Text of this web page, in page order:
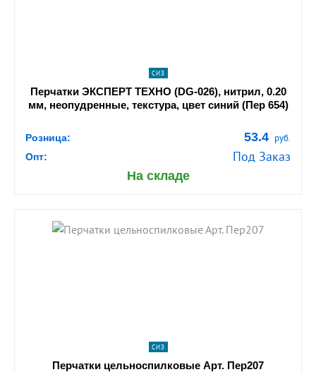
СИЗ
Перчатки ЭКСПЕРТ ТЕХНО (DG-026), нитрил, 0.20
мм, неопудренные, текстура, цвет синий (Пер 654)
Розница: 53.4 руб.
Опт: Под Заказ
На складе
shopping_cart В КОРЗИНУ
СИЗ
Перчатки цельноспилковые Арт. Пер207